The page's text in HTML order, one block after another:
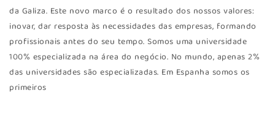
da Galiza. Este novo marco é o resultado dos nossos valores:
inovar, dar resposta às necessidades das empresas, formando
profissionais antes do seu tempo. Somos uma universidade
100% especializada na área do negócio. No mundo, apenas 2%
das universidades são especializadas. Em Espanha somos os
primeiros